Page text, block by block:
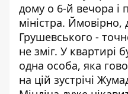
дому о 6-й вечора і
міністра.
Грушевського -
не зміг. У квартирі
одна особа, яка
на цій зустрічі